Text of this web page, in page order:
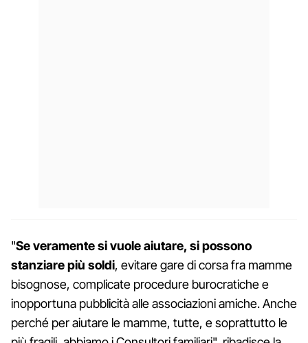
"Se veramente si vuole aiutare, si possono
stanziare più soldi, evitare gare di corsa fra mamme
bisognose, complicate procedure burocratiche e
inopportuna pubblicità alle associazioni amiche. Anche
perché per aiutare le mamme, tutte, e soprattutto le